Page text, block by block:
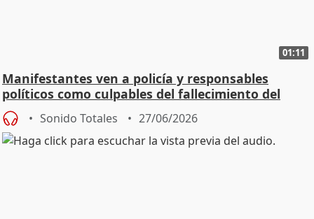
01:11
Manifestantes ven a policía y responsables
políticos como culpables del fallecimiento del
joven
Sonido Totales 27/06/2026